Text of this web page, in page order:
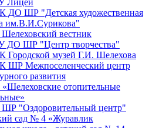
ШР "Детская художественная
им.В.И.Сурикова"
вестник
ДО ШР "Центр творчества"
музей Г.И. Шелехова
ШР Межпоселенческий центр
развития
отопительные
"Оздоровительный центр"
сад № 4 «Журавлик